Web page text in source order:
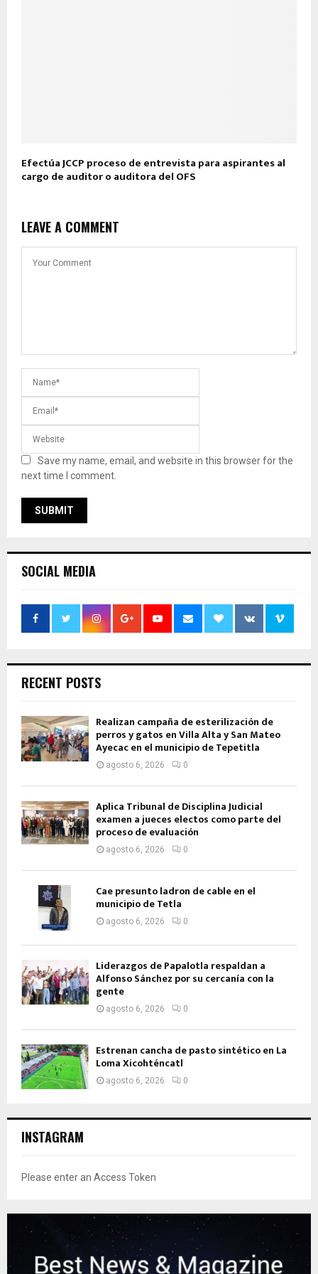
Efectúa JCCP proceso de entrevista para aspirantes al
cargo de auditor o auditora del OFS
LEAVE A COMMENT
Save my name, email, and website in this browser for the
next time I comment.
SOCIAL MEDIA
RECENT POSTS
Realizan campaña de esterilización de
perros y gatos en Villa Alta y San Mateo
Ayecac en el municipio de Tepetitla
agosto 6, 2026 0
Aplica Tribunal de Disciplina Judicial
examen a jueces electos como parte del
proceso de evaluación
agosto 6, 2026 0
Cae presunto ladron de cable en el
municipio de Tetla
agosto 6, 2026 0
Liderazgos de Papalotla respaldan a
Alfonso Sánchez por su cercanía con la
gente
agosto 6, 2026 0
Estrenan cancha de pasto sintético en La
Loma Xicohténcatl
agosto 6, 2026 0
INSTAGRAM
Please enter an Access Token